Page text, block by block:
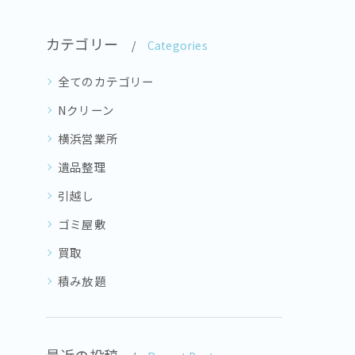
カテゴリー Categories
全てのカテゴリー
Nクリーン
横浜営業所
遺品整理
引越し
ゴミ屋敷
買取
積み放題